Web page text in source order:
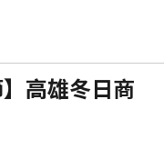
高雄冬日商